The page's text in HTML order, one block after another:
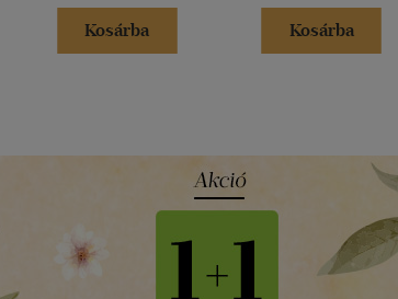
Kosárba
Kosárba